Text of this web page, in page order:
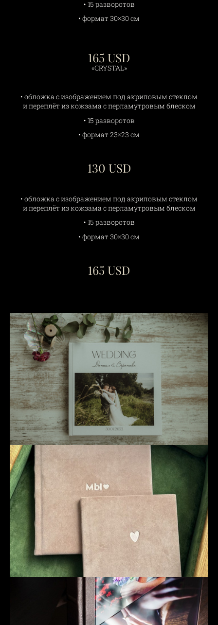
• 15 разворотов
• формат 30×30 см
165 USD
«CRYSTAL»
• обложка с изображением под акриловым стеклом
и переплёт из кожзама с перламутровым блеском
• 15 разворотов
• формат 23×23 см
130 USD
• обложка с изображением под акриловым стеклом
и переплёт из кожзама с перламутровым блеском
• 15 разворотов
• формат 30×30 см
165 USD